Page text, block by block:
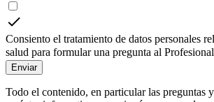
Consiento el tratamiento de datos personales
salud para formular una pregunta al
Enviar
Todo el contenido, en particular las preguntas y